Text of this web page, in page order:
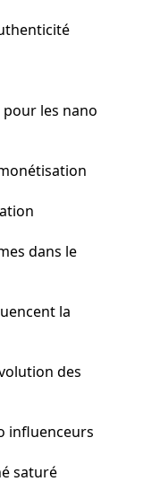
les nano
dans le
la
des
influenceurs
saturé